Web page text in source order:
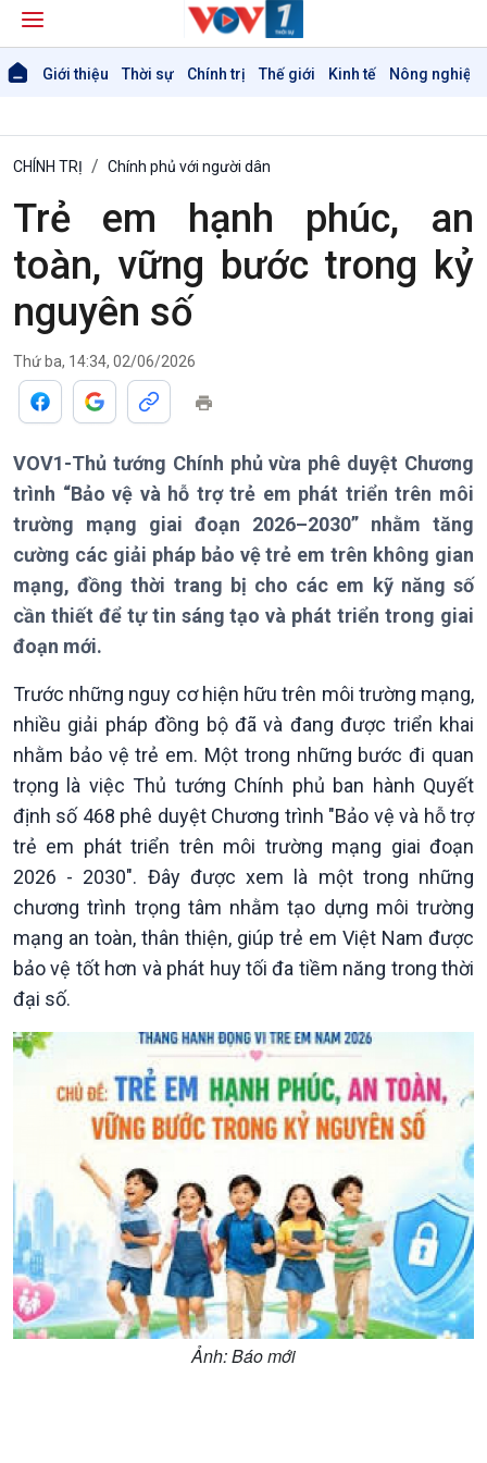
Giới thiệu Thời sự Chính trị Thế giới Kinh tế Nông nghiệp
Giới thiệu
Bản tin
Chuyên mục
Theo dòng Thời sự
Tin Chính trị
Chính phủ với người dân
Quốc hội với cử tri
Xây dựng đảng
Đảng trong cuộc sống
Nhận diện sự thật
Pháp luật và đời sống
Tin thế giới
Vấn đề quốc tế
Hồ sơ sự kiện quốc tế
Thế giới & Việt Nam
Biên cương - Một dải vững
bền
Kinh tế
Tin Kinh tế
Trước giờ mở cửa
Dòng chảy Kinh tế
Sức sống hàng Việt
Tuyên chiến với gian lận
thương mại
Tin Nông nghiệp & Biển
Mùa vàng
Biển đảo Việt Nam
Tâm tình biên giới và hải
Tìm hiểu biển, đảo Việt
Nam
CHÍNH TRỊ Chính phủ với người dân
Trẻ em hạnh phúc, an
toàn, vững bước trong kỷ
nguyên số
Thứ ba, 14:34, 02/06/2026
VOV1-Thủ tướng Chính phủ vừa phê duyệt Chương
trình “Bảo vệ và hỗ trợ trẻ em phát triển trên môi
trường mạng giai đoạn 2026–2030” nhằm tăng
cường các giải pháp bảo vệ trẻ em trên không gian
mạng, đồng thời trang bị cho các em kỹ năng số
cần thiết để tự tin sáng tạo và phát triển trong giai
đoạn mới.
Trước những nguy cơ hiện hữu trên môi trường mạng,
nhiều giải pháp đồng bộ đã và đang được triển khai
nhằm bảo vệ trẻ em. Một trong những bước đi quan
trọng là việc Thủ tướng Chính phủ ban hành Quyết
định số 468 phê duyệt Chương trình "Bảo vệ và hỗ trợ
trẻ em phát triển trên môi trường mạng giai đoạn
2026 - 2030". Đây được xem là một trong những
chương trình trọng tâm nhằm tạo dựng môi trường
mạng an toàn, thân thiện, giúp trẻ em Việt Nam được
bảo vệ tốt hơn và phát huy tối đa tiềm năng trong thời
đại số.
Ảnh: Báo mới